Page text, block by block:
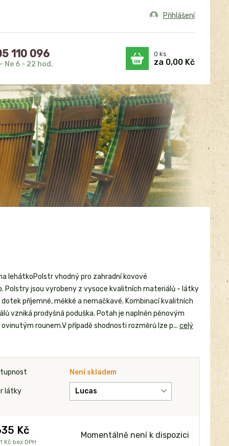
Přihlášení
110 096
Ne 6 - 22 hod.
0 ks
za 0,00 Kč
lehátkoPolstr vhodný pro zahradní kovové
Polstry jsou vyrobeny z vysoce kvalitních materiálů - látky
dotek příjemné, měkké a nemačkavé. Kombinací kvalitních
vzniká prodyšná poduška. Potah je naplněn pěnovým
rounem.V případě shodnosti rozměrů lze p... celý
Není skladem
látky
Kč
Kč bez DPH
Momentálně není k dispozici